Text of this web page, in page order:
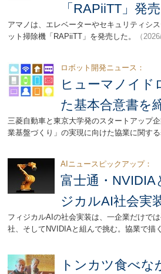
「RAPiiTT」発
アマノは、エレベーターやセキュリティシ
ット掃除機「RAPiiTT」を発売した。
（
ロボット開発ニュース：
ヒューマノイド
た基本合意書を
三菱自動車と東京大学発のスタートアップ
業基盤づくり」の実現に向けた協業に関す
AIニュースピックアップ：
富士通・
ジカルAI社会実
フィジカルAIの社会実装は、一企業だけで
社、そしてNVIDIAと組んで挑む。協業で描
トンカツ食べ